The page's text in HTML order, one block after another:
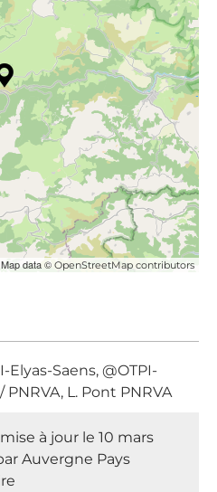
data © OpenStreetMap contributors
Elyas-Saens, @OTPI-
L. Pont PNRVA
à jour le 10 mars
Auvergne Pays